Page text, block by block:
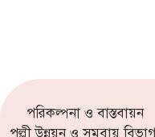
পরিকল্পনা ও বাস্তবায়ন
পল্লী উন্নয়ন ও সমবায়